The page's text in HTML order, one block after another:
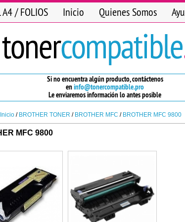
A4 / FOLIOS Inicio Quienes Somos
Si no encuentra algún producto, contáctenos
eninfo@tonercompatible.pro
Le enviaremos información lo antes posible
Inicio / BROTHER TONER / BROTHER MFC / BROTHER MFC 9800
MFC 9800